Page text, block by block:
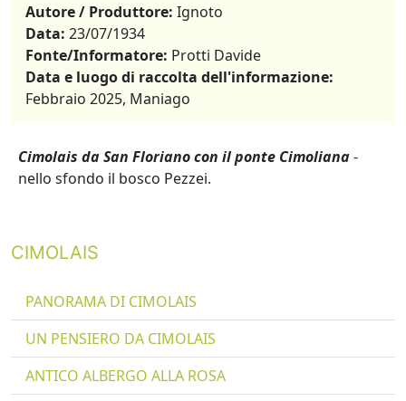
Autore / Produttore: Ignoto
Data: 23/07/1934
Fonte/Informatore: Protti Davide
Data e luogo di raccolta dell'informazione:
Febbraio 2025, Maniago
Cimolais da San Floriano con il ponte Cimoliana-
nello sfondo il bosco Pezzei.
CIMOLAIS
PANORAMA DI CIMOLAIS
UN PENSIERO DA CIMOLAIS
ANTICO ALBERGO ALLA ROSA